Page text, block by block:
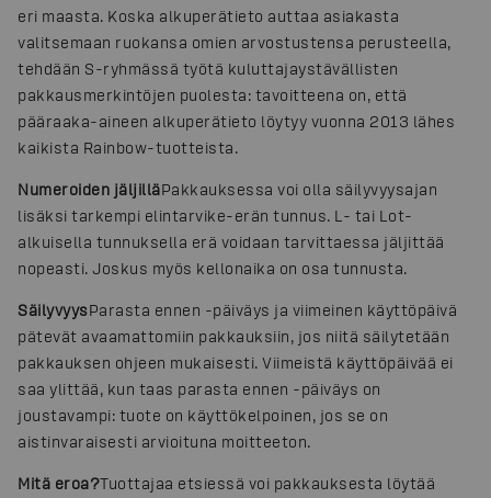
eri maasta. Koska alkuperätieto auttaa asiakasta
valitsemaan ruokansa omien arvostustensa perusteella,
tehdään S-ryhmässä työtä kuluttajaystävällisten
pakkausmerkintöjen puolesta: tavoitteena on, että
pääraaka-aineen alkuperätieto löytyy vuonna 2013 lähes
kaikista Rainbow-tuotteista.
Numeroiden jäljilläPakkauksessa voi olla säilyvyysajan
lisäksi tarkempi elintarvike-erän tunnus. L- tai Lot-
alkuisella tunnuksella erä voidaan tarvittaessa jäljittää
nopeasti. Joskus myös kellonaika on osa tunnusta.
SäilyvyysParasta ennen -päiväys ja viimeinen käyttöpäivä
pätevät avaamattomiin pakkauksiin, jos niitä säilytetään
pakkauksen ohjeen mukaisesti. Viimeistä käyttöpäivää ei
saa ylittää, kun taas parasta ennen -päiväys on
joustavampi: tuote on käyttökelpoinen, jos se on
aistinvaraisesti arvioituna moitteeton.
Mitä eroa?Tuottajaa etsiessä voi pakkauksesta löytää